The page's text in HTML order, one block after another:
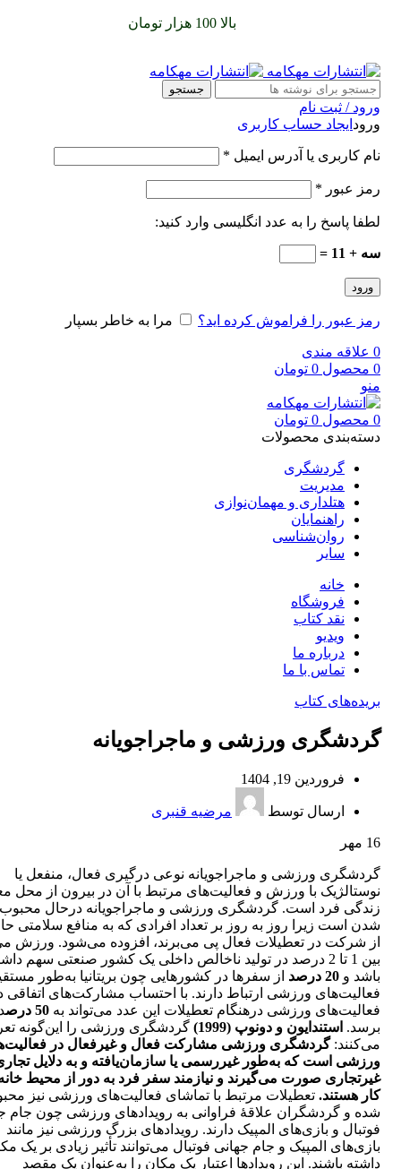
بالا 100 هزار تومان
جستجو
ورود / ثبت نام
ورود ایجاد حساب کاربری
نام کاربری یا آدرس ایمیل *
رمز عبور *
لطفا پاسخ را به عدد انگلیسی وارد کنید:
سه + 11 =
ورود
رمز عبور را فراموش کرده اید؟ مرا به خاطر بسپار
0 علاقه مندی
0 محصول 0 تومان
منو
0 محصول 0 تومان
دسته‌بندی محصولات
گردشگری
مدیریت
هتلداری و مهمان‌نوازی
راهنمایان
روان‌شناسی
سایر
خانه
فروشگاه
نقد کتاب
ویدیو
درباره‌ ما
تماس با ما
بریده‌های کتاب
گردشگری ورزشی و ماجراجویانه
فروردین 19, 1404
ارسال توسط مرضیه قنبری
16 مهر
گردشگری ورزشی و ماجراجویانه نوعی درگیری فعال، منفعل یا
نوستالژیک با ورزش و فعالیت‌های مرتبط با آن در بیرون از محل
زندگی فرد است. گردشگری ورزشی و ماجراجویانه درحال
شدن است زیرا روز به روز بر تعداد افرادی که به منافع سلامتی
از شرکت در تعطیلات فعال پی می‌برند، افزوده می‌شود. ورزش
بین 1 تا 2 درصد در تولید ناخالص داخلی یک کشور صنعتی سهم
باشد و 20 درصد
از سفرها در کشورهایی چون بریتانیا به‌طور
فعالیت‌های ورزشی ارتباط دارند. با احتساب مشارکت‌های اتفاقی
فعالیت‌های ورزشی درهنگام تعطیلات این عدد می‌تواند به 50 درص
برسد. استندایون و دونوپ (1999)
گردشگری ورزشی را این‌گونه
می‌کنند:گردشگری ورزشی مشارکت فعال و غیرفعال در
ورزشی است که به‌طور غیررسمی یا سازمان‌یافته و به دلایل
غیرتجاری صورت می‌گیرند و نیازمند سفر فرد به دور از محیط
کار هستند. تعطیلات مرتبط با تماشای فعالیت‌های ورزشی نیز
شده و گردشگران علاقۀ فراوانی به رویدادهای ورزشی چون جام
فوتبال و بازی‌های المپیک دارند. رویدادهای بزرگ ورزشی نیز مانند
بازی‌های المپیک و جام جهانی فوتبال می‌توانند تأثیر زیادی بر یک
داشته باشند. این رویدادها اعتبار یک مکان را به‌عنوان یک مقصد